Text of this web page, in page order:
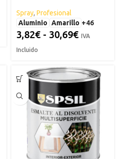
Spray, Profesional
Aluminio Amarillo +46
3,82€ - 30,69€ IVA
Incluido